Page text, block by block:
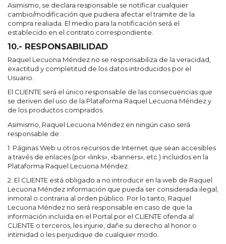
Asimismo, se declara responsable se notificar cualquier
cambio/modificación que pudiera afectar el tramite de la
compra realiada. El medio para la notificación será el
establecido en el contrato correspondiente.
10.- RESPONSABILIDAD
Raquel Lecuona Méndez no se responsabiliza de la veracidad,
exactitud y completitud de los datos introducidos por el
Usuario.
El CLIENTE será el único responsable de las consecuencias que
se deriven del uso de la Plataforma Raquel Lecuona Méndez y
de los productos comprados.
Asimismo, Raquel Lecuona Méndez en ningún caso será
responsable de:
1. Páginas Web u otros recursos de Internet que sean accesibles
a través de enlaces (por «links», «banners», etc.) incluidos en la
Plataforma Raquel Lecuona Méndez.
2. El CLIENTE está obligado a no introducir en la web de Raquel
Lecuona Méndez información que pueda ser considerada ilegal,
inmoral o contraria al orden público. Por lo tanto, Raquel
Lecuona Méndez no será responsable en caso de que la
información incluida en el Portal por el CLIENTE ofenda al
CLIENTE o terceros, les injurie, dañe su derecho al honor o
intimidad o les perjudique de cualquier modo.